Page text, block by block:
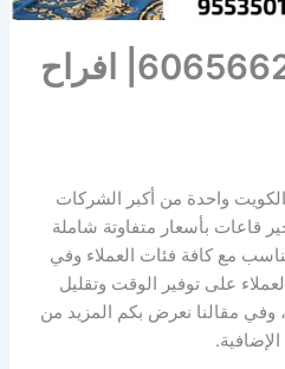
تاجير قاعات |60656620| افراح
واحدة من أكبر الشركات
قاعات بأسعار متفاوتة شاملة
مع كافة فئات العملاء وفي
على توفير الوقت وتقليل
وفي مقالنا نعرض بكم المزيد من